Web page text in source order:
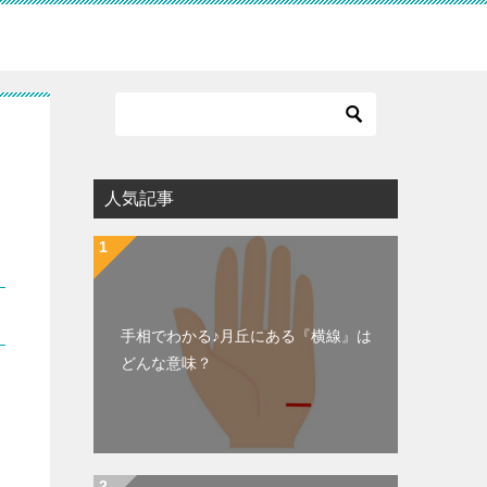
人気記事
手相でわかる♪月丘にある『横線』は
どんな意味？